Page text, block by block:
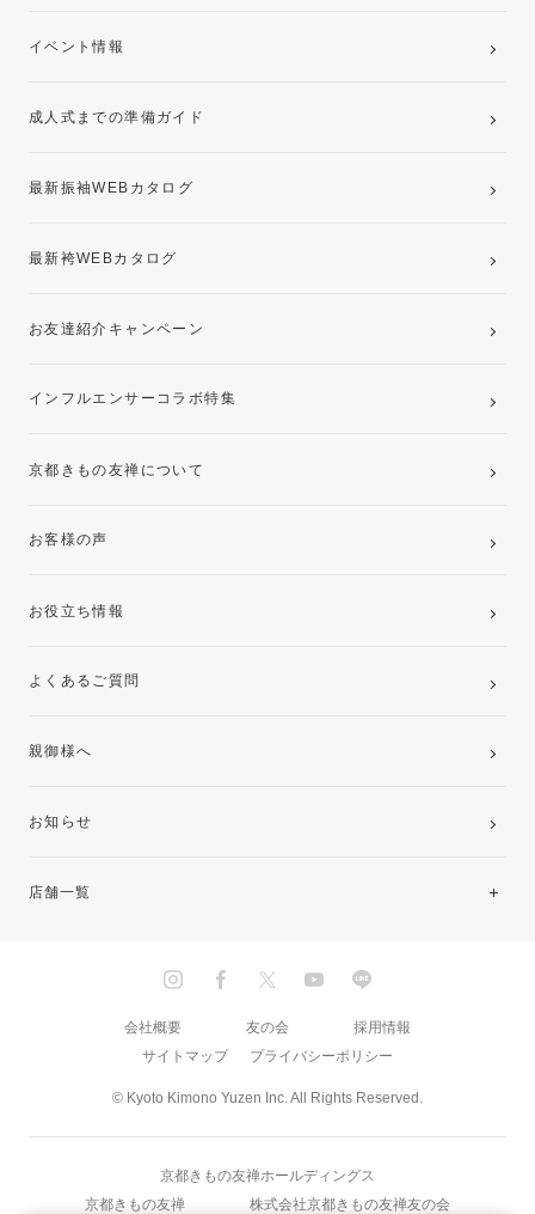
卒業袴レンタルプラン
イベント情報
成人式までの準備ガイド
最新振袖WEBカタログ
最新袴WEBカタログ
お友達紹介キャンペーン
インフルエンサーコラボ特集
京都きもの友禅について
お客様の声
お役立ち情報
よくあるご質問
親御様へ
お知らせ
店舗一覧
© Kyoto Kimono Yuzen Inc. All Rights Reserved.
会社概要 友の会
採用情報
サイトマップ
プライバシーポリシー
京都きもの友禅ホールディングス
京都きもの友禅
株式会社京都きもの友禅友の会